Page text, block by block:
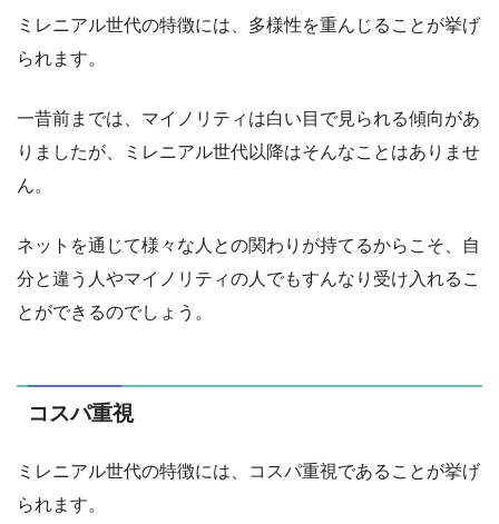
ミレニアル世代の特徴には、多様性を重んじることが挙げ
られます。
一昔前までは、マイノリティは白い目で見られる傾向があ
りましたが、ミレニアル世代以降はそんなことはありませ
ん。
ネットを通じて様々な人との関わりが持てるからこそ、自
分と違う人やマイノリティの人でもすんなり受け入れるこ
とができるのでしょう。
コスパ重視
ミレニアル世代の特徴には、コスパ重視であることが挙げ
られます。